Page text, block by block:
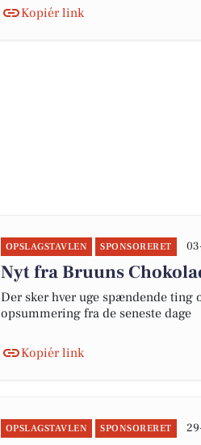
Kopiér link
OPSLAGSTAVLEN SPONSORERET
Nyt fra Bruuns
Der sker hver uge spændende
opsummering fra de seneste dage
Kopiér link
OPSLAGSTAVLEN SPONSORERET